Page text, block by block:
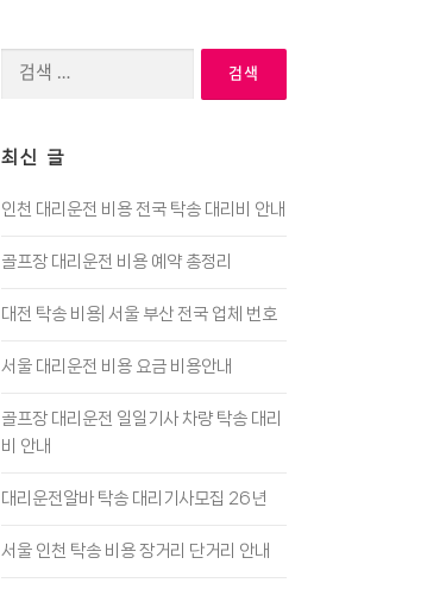
최신 글
인천 대리운전 비용 전국 탁송 대리비 안내
골프장 대리운전 비용 예약 총정리
대전 탁송 비용| 서울 부산 전국 업체 번호
서울 대리운전 비용 요금 비용안내
골프장 대리운전 일일기사 차량 탁송 대리
비 안내
대리운전알바 탁송 대리기사모집 26년
서울 인천 탁송 비용 장거리 단거리 안내